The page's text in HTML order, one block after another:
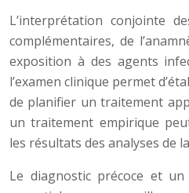
L’interprétation conjointe
complémentaires, de
exposition à des agents
l’examen clinique permet
de planifier un traitement
un traitement empirique
les résultats des analyses de
Le diagnostic précoce et